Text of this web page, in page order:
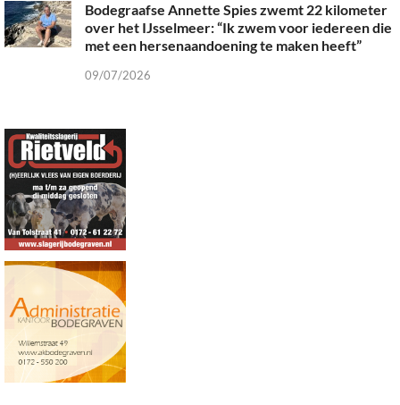
Bodegraafse Annette Spies zwemt 22 kilometer
over het IJsselmeer: “Ik zwem voor iedereen die
met een hersenaandoening te maken heeft”
09/07/2026